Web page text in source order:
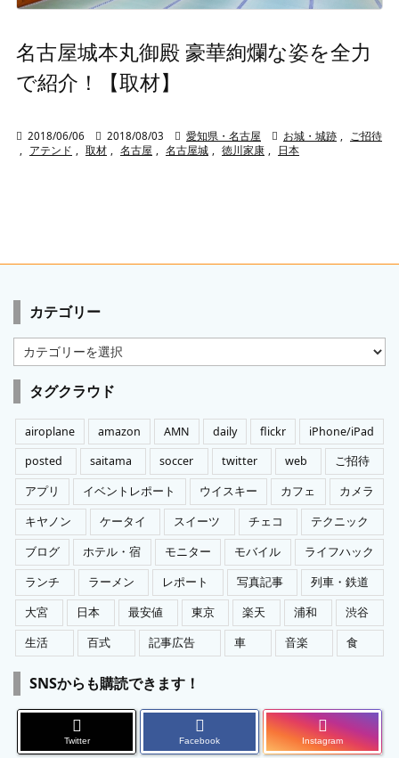
名古屋城本丸御殿 豪華絢爛な姿を全力
で紹介！【取材】
 2018/06/06  2018/08/03  愛知県・名古屋  お城・城跡
ご招待
アテンド 取材 名古屋 名古屋城 徳川家康 日本
カテゴリー
カ
テ
ゴ
リ
ー
タグクラウド
airoplane amazon AMN daily flickr
iPhone/iPad
posted
saitama soccer twitter web
ご招待
アプリ
イベントレポート ウイスキー カフェ
カメラ
キヤノン
ケータイ スイーツ チェコ
テクニック
ブログ
ホテル・宿 モニター モバイル
ライフハック
ランチ
ラーメン レポート 写真記事
列車・鉄道
大宮
日本 最安値 東京 楽天 浦和
渋谷
生活
百式 記事広告 車 音楽 食
SNSからも購読できます！
Twitter Facebook Instagram